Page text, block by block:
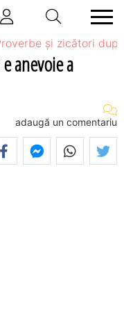
și zicători
anevoie a
adaugă un comentariu